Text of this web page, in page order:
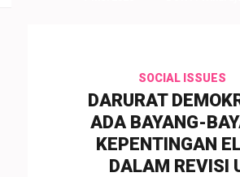
SOCIAL ISSUES
DARURAT
ADA BAYANG-
KEPENTINGAN
DALAM REVISI